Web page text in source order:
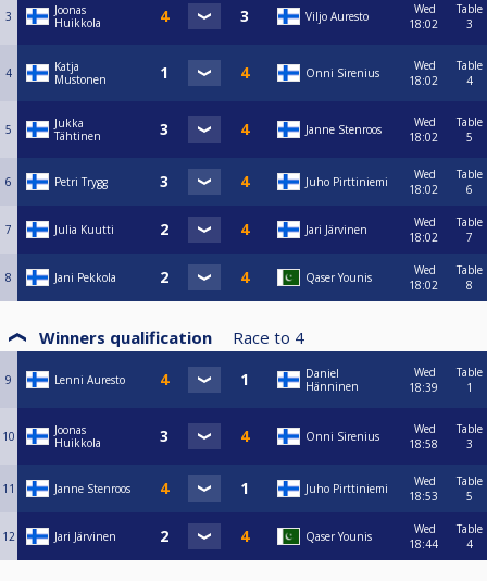
3
Joonas
Huikkola
Viljo Auresto
Wed
18:02
Table
3
4
Katja
Mustonen
Onni Sirenius
Wed
18:02
Table
4
5
Jukka
Tähtinen
Janne Stenroos
Wed
18:02
Table
5
6 Petri Trygg Juho Pirttiniemi
Wed
18:02
Table
6
7 Julia Kuutti Jari Järvinen
Wed
18:02
Table
7
8 Jani Pekkola Qaser Younis
Wed
18:02
Table
8
Winners qualification Race to 4
9 Lenni Auresto
Daniel
Hänninen
Wed
18:39
Table
1
10
Joonas
Huikkola
Onni Sirenius
Wed
18:58
Table
3
11 Janne Stenroos Juho Pirttiniemi
Wed
18:53
Table
5
12 Jari Järvinen Qaser Younis
Wed
18:44
Table
4